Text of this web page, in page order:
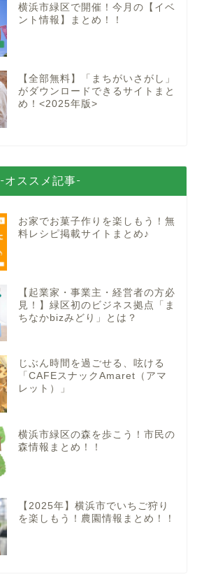
横浜市緑区で開催！今月の【イベ
ント情報】まとめ！！
【全部無料】「まちがいさがし」
がダウンロードできるサイトまと
め！<2025年版>
-オススメ記事-
お家でお菓子作りを楽しもう！無
料レシピ掲載サイトまとめ♪
【起業家・事業主・経営者の方必
見！】緑区初のビジネス拠点「ま
ちなかbizみどり」とは？
じぶん時間を過ごせる、呟ける
「CAFEスナックAmaret（アマ
レット）」
横浜市緑区の森を歩こう！市民の
森情報まとめ！！
【2025年】横浜市でいちご狩り
を楽しもう！農園情報まとめ！！